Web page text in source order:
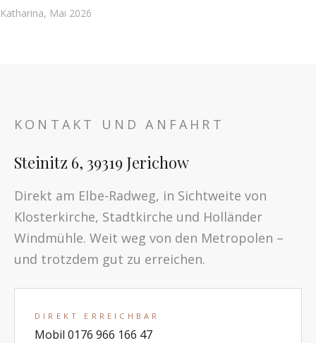
Katharina, Mai 2026
KONTAKT UND ANFAHRT
Steinitz 6, 39319 Jerichow
Direkt am Elbe-Radweg, in Sichtweite von
Klosterkirche, Stadtkirche und Holländer
Windmühle. Weit weg von den Metropolen –
und trotzdem gut zu erreichen.
DIREKT ERREICHBAR
Mobil 0176 966 166 47